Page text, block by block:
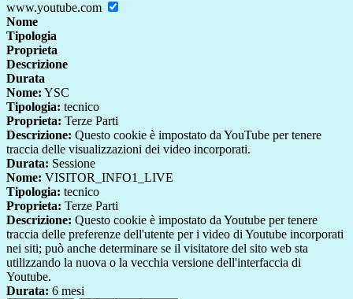
www.youtube.com
Nome
Tipologia
Proprieta
Descrizione
Durata
Nome: YSC
Tipologia: tecnico
Proprieta: Terze Parti
Descrizione: Questo cookie è impostato da YouTube per tenere
traccia delle visualizzazioni dei video incorporati.
Durata: Sessione
Nome: VISITOR_INFO1_LIVE
Tipologia: tecnico
Proprieta: Terze Parti
Descrizione: Questo cookie è impostato da Youtube per tenere
traccia delle preferenze dell'utente per i video di Youtube incorporati
nei siti; può anche determinare se il visitatore del sito web sta
utilizzando la nuova o la vecchia versione dell'interfaccia di
Youtube.
Durata: 6 mesi